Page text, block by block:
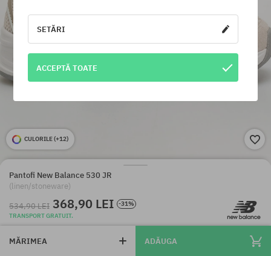
CULORILE (+12)
Pantofi New Balance 530 JR
(linen/stoneware)
534,90 LEI 368,90 LEI
-31%
TRANSPORT GRATUIT.
MĂRIMEA ADĂUGA
SETĂRI
ACCEPTĂ TOATE